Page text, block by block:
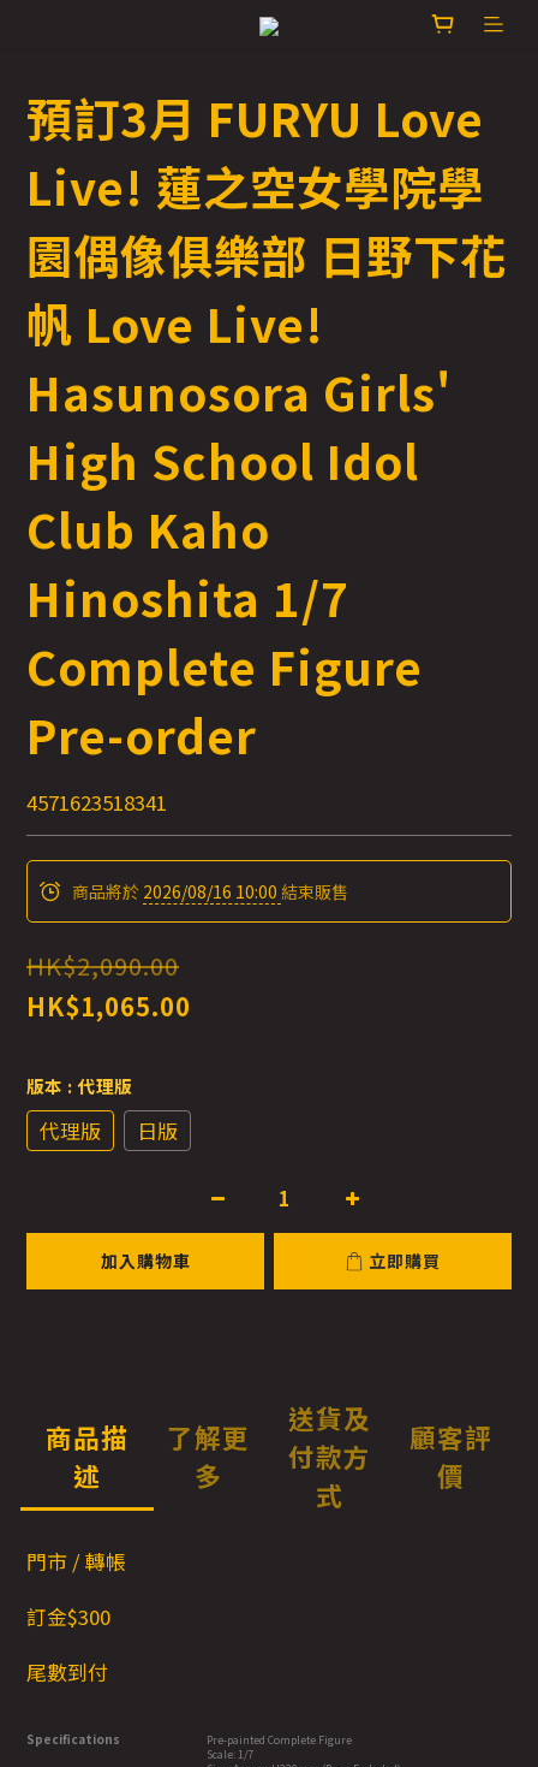
預訂3月 FURYU Love
Live! 蓮之空女學院學
園偶像俱樂部 日野下花
帆 Love Live!
Hasunosora Girls'
High School Idol
Club Kaho
Hinoshita 1/7
Complete Figure
Pre-order
4571623518341
商品將於 2026/08/16 10:00 結束販售
HK$2,090.00
HK$1,065.00
版本 : 代理版
代理版 日版
加入購物車 立即購買
商品描
述
了解更
多
送貨及
付款方
式
顧客評
價
門市 / 轉帳
訂金$300
尾數到付
Specifications
Pre-painted Complete Figure
Scale: 1/7